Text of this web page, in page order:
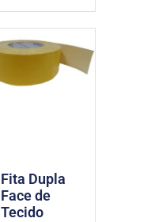
Fita Dupla
Face de
Tecido